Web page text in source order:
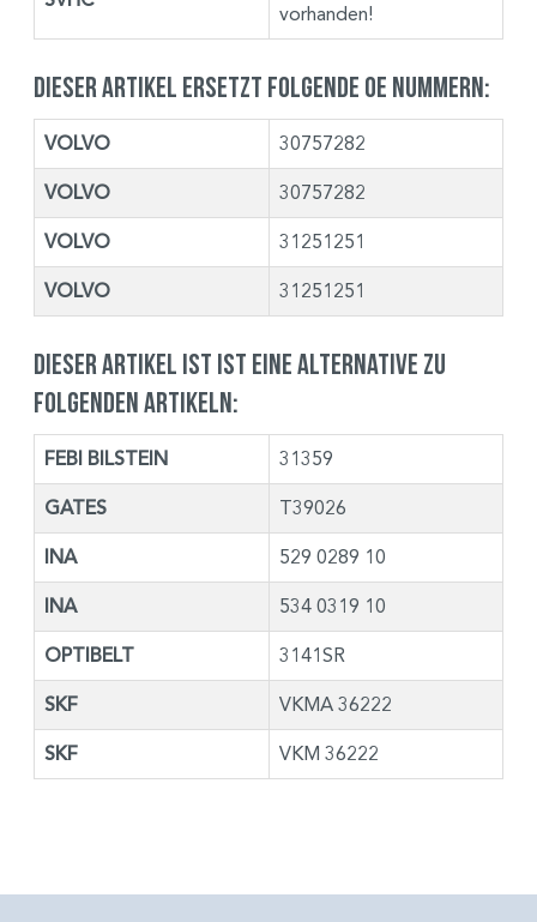
vorhanden!
Dieser Artikel ersetzt folgende OE Nummern:
VOLVO 30757282
VOLVO 30757282
VOLVO 31251251
VOLVO 31251251
Dieser Artikel ist ist eine Alternative zu
folgenden Artikeln:
FEBI BILSTEIN 31359
GATES T39026
INA 529 0289 10
INA 534 0319 10
OPTIBELT 3141SR
SKF VKMA 36222
SKF VKM 36222